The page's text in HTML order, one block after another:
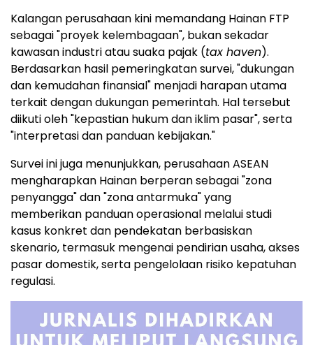
Kalangan perusahaan kini memandang Hainan FTP
sebagai "proyek kelembagaan", bukan sekadar
kawasan industri atau suaka pajak (tax haven).
Berdasarkan hasil pemeringkatan survei, "dukungan
dan kemudahan finansial" menjadi harapan utama
terkait dengan dukungan pemerintah. Hal tersebut
diikuti oleh "kepastian hukum dan iklim pasar", serta
"interpretasi dan panduan kebijakan."
Survei ini juga menunjukkan, perusahaan ASEAN
mengharapkan Hainan berperan sebagai "zona
penyangga" dan "zona antarmuka" yang
memberikan panduan operasional melalui studi
kasus konkret dan pendekatan berbasiskan
skenario, termasuk mengenai pendirian usaha, akses
pasar domestik, serta pengelolaan risiko kepatuhan
regulasi.